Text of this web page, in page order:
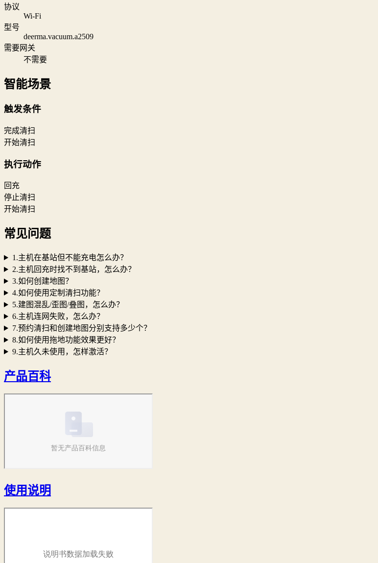
协议
Wi‑Fi
型号
deerma.vacuum.a2509
需要网关
不需要
智能场景
触发条件
完成清扫
开始清扫
执行动作
回充
停止清扫
开始清扫
常见问题
1.主机在基站但不能充电怎么办？
2.主机回充时找不到基站，怎么办？
3.如何创建地图？
4.如何使用定制清扫功能？
5.建图混乱/歪图/叠图，怎么办？
6.主机连网失败，怎么办？
7.预约清扫和创建地图分别支持多少个？
8.如何使用拖地功能效果更好？
9.主机久未使用，怎样激活？
产品百科
使用说明